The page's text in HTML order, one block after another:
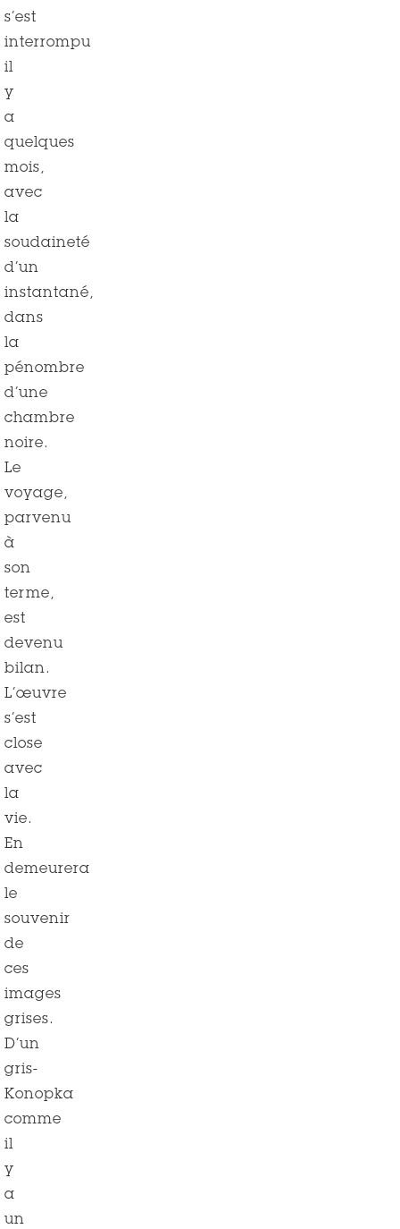
s’est
interrompu
il
y
a
quelques
mois,
avec
la
soudaineté
d’un
instantané,
dans
la
pénombre
d’une
chambre
noire.
Le
voyage,
parvenu
à
son
terme,
est
devenu
bilan.
L’œuvre
s’est
close
avec
la
vie.
En
demeurera
le
souvenir
de
ces
images
grises.
D’un
gris-
Konopka
comme
il
y
a
un